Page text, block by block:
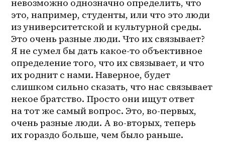
невозможно однозначно определить, что
это, например, студенты, или что это люди
из университетской и культурной среды.
Это очень разные люди. Что их связывает?
Я не сумел бы дать какое-то объективное
определение того, что их связывает, и что
их роднит с нами. Наверное, будет
слишком сильно сказать, что нас связывает
некое братство. Просто они ищут ответ
на тот же самый вопрос. Это, во-первых,
очень разные люди. А во-вторых, теперь
их гораздо больше, чем было раньше.